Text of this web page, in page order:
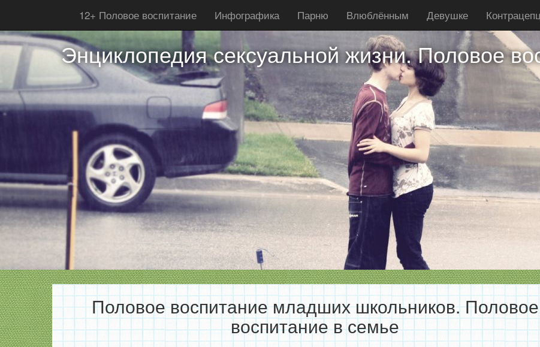
12+ Половое воспитание Инфографика Парню Влюблённым Девушке
Энциклопедия сексуальной жизни. Половое
Половое воспитание младших школьников. Половое
воспитание в семье